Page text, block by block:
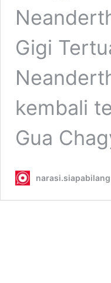
Gigi
kembali
Gua
narasi.siapabilang